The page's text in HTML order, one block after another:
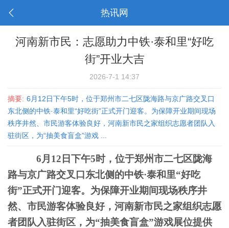
热讯网
河南新市民：志愿助力中铁·泰和里“好吃
街”开业大吉
2026-7-1 14:37
摘要: 6月12日下午5时，位于郑州市二七区陇海路与京广路交叉口
东北侧的中铁·泰和里“好吃街”正式开门迎客。为保障开业期间现场
秩序井然、市民游客体验良好，河南新市民之家组织志愿者团队入
驻街区，为“抽美食盲盒”游戏 ...
6月12日下午5时，位于郑州市二七区陇海
路与京广路交叉口东北侧的中铁·泰和里“好吃
街”正式开门迎客。为保障开业期间现场秩序井
然、市民游客体验良好，河南新市民之家组织志愿
者团队入驻街区，为“抽美食盲盒”游戏展位提供